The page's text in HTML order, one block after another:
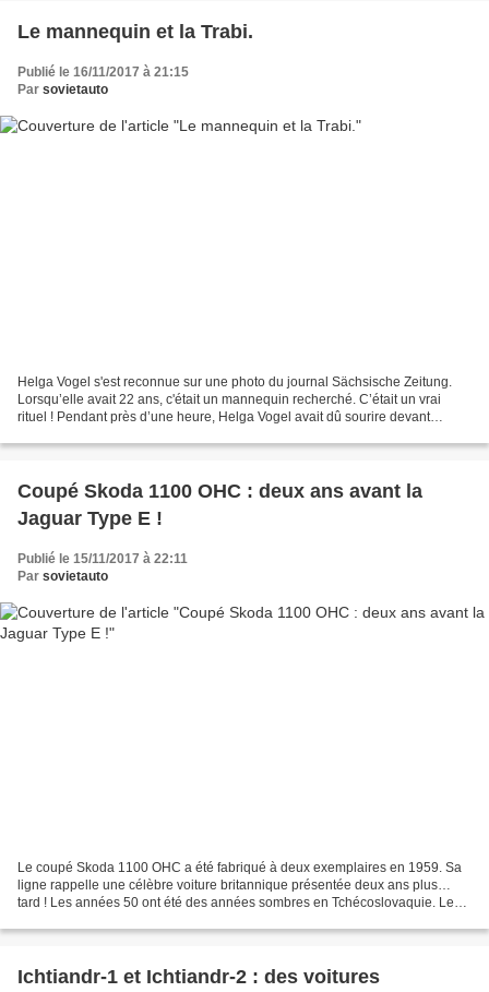
Le mannequin et la Trabi.
Publié le 16/11/2017 à 21:15
Par sovietauto
Helga Vogel s'est reconnue sur une photo du journal Sächsische Zeitung.
Lorsqu’elle avait 22 ans, c'était un mannequin recherché. C’était un vrai
rituel ! Pendant près d’une heure, Helga Vogel avait dû sourire devant
Coupé Skoda 1100 OHC : deux ans avant la
Jaguar Type E !
Publié le 15/11/2017 à 22:11
Par sovietauto
Le coupé Skoda 1100 OHC a été fabriqué à deux exemplaires en 1959. Sa
ligne rappelle une célèbre voiture britannique présentée deux ans plus…
tard ! Les années 50 ont été des années sombres en Tchécoslovaquie. Le
Ichtiandr-1 et Ichtiandr-2 : des voitures